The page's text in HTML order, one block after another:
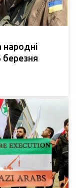
народні
березня